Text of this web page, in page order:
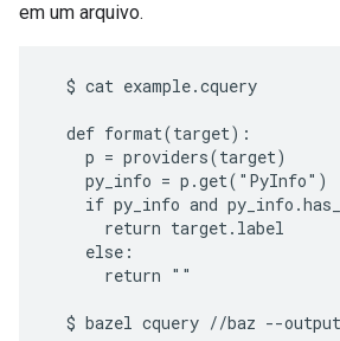
em um arquivo.
  $ cat example.cquery
  def format(target):
    p = providers(target)
    py_info = p.get("PyInfo")
if py_info and
      return target.label
    else:
      return ""